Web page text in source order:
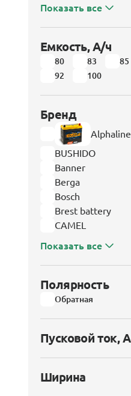
Показать все
Емкость, А/ч
80 83 85
92
100
Бренд
Alphaline
BUSHIDO
Banner
Berga
Bosch
Brest battery
CAMEL
Показать все
Полярность
Обратная
Пусковой ток, А
Ширина